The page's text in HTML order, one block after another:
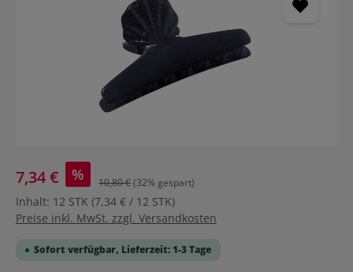
7,34 € % 10,80 €(32% gespart)
Inhalt: 12 STK (7,34 € / 12 STK)
Preise inkl. MwSt. zzgl. Versandkosten
Sofort verfügbar, Lieferzeit: 1-3 Tage